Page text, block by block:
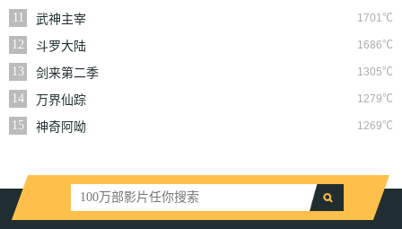
11
1701℃
武神主宰
12
1686℃
斗罗大陆
13
1305℃
剑来第二季
14
1279℃
万界仙踪
15
1269℃
神奇阿呦